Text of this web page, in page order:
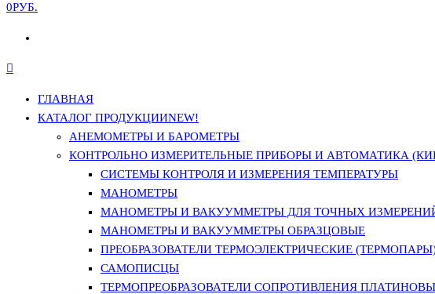
0РУБ.
ГЛАВНАЯ
КАТАЛОГ ПРОДУКЦИИNEW!
АНЕМОМЕТРЫ И БАРОМЕТРЫ
КОНТРОЛЬНО ИЗМЕРИТЕЛЬНЫЕ ПРИБОРЫ И АВТОМАТИКА
СИСТЕМЫ КОНТРОЛЯ И ИЗМЕРЕНИЯ ТЕМПЕРАТУРЫ
МАНОМЕТРЫ
МАНОМЕТРЫ И ВАКУУММЕТРЫ ДЛЯ ТОЧНЫХ
МАНОМЕТРЫ И ВАКУУММЕТРЫ ОБРАЗЦОВЫЕ
ПРЕОБРАЗОВАТЕЛИ ТЕРМОЭЛЕКТРИЧЕСКИЕ
САМОПИСЦЫ
ТЕРМОПРЕОБРАЗОВАТЕЛИ СОПРОТИВЛЕНИЯ